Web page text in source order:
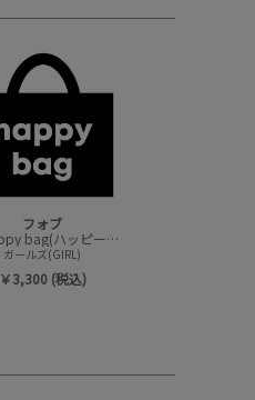
フォブ
FOV happy bag(ハッピーバック/トップスセット)
ガールズ(GIRL)
￥3,300 (税込)